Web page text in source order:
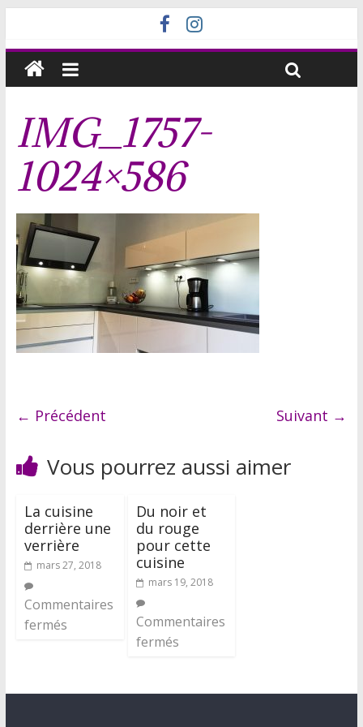
IMG_1757-
1024×586
← Précédent Suivant →
Vous pourrez aussi aimer
La cuisine
derrière une
verrière
mars 27, 2018
Commentaires
fermés
Du noir et
du rouge
pour cette
cuisine
mars 19, 2018
Commentaires
fermés